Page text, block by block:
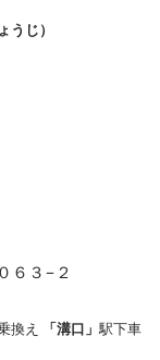
うじ）
６３−２
換え 「溝口」駅下車